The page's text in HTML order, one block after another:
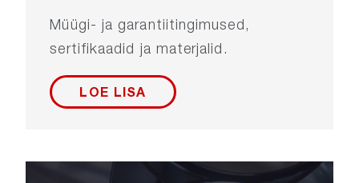
Müügi- ja garantiitingimused,
sertifikaadid ja materjalid.
LOE LISA